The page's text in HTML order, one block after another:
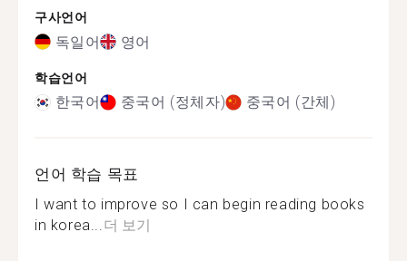
구사언어
독일어 영어
학습언어
한국어 중국어 (정체자) 중국어 (간체)
언어 학습 목표
I want to improve so I can begin reading books
in korea...더 보기